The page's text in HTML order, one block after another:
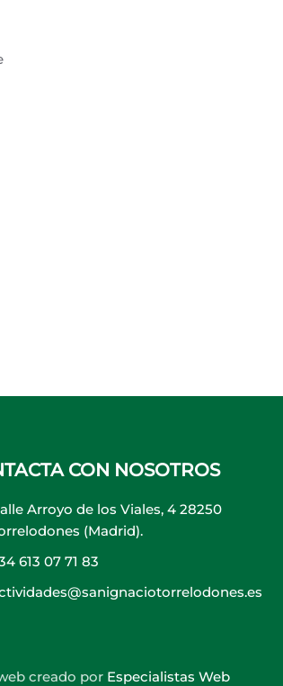
CON NOSOTROS
Arroyo de los Viales, 4 28250
(Madrid).
613 07 71 83
creado por Especialistas Web